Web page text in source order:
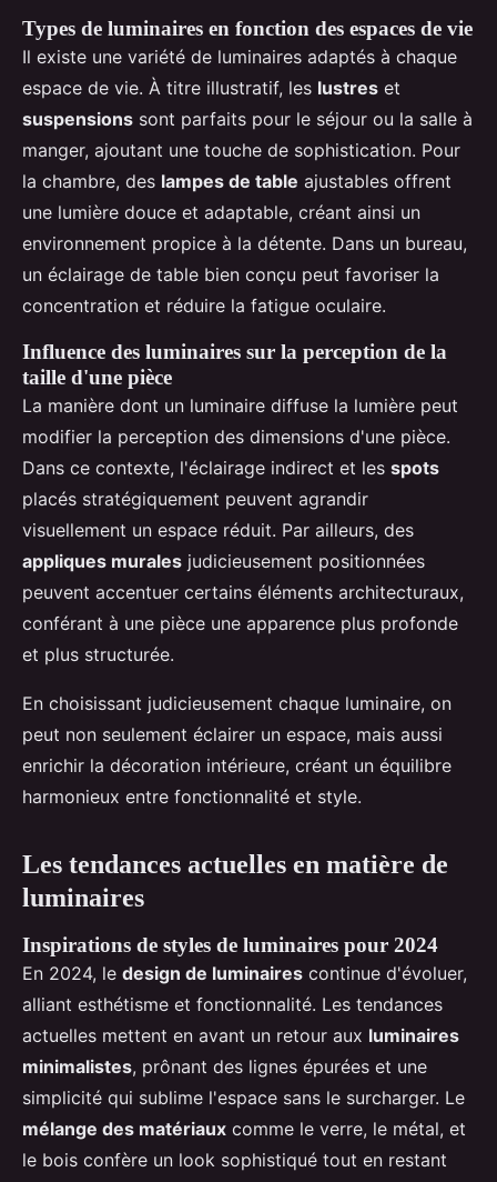
Types de luminaires en fonction des espaces de vie
Il existe une variété de luminaires adaptés à chaque
espace de vie. À titre illustratif, les lustres et
suspensions sont parfaits pour le séjour ou la salle à
manger, ajoutant une touche de sophistication. Pour
la chambre, des lampes de table ajustables offrent
une lumière douce et adaptable, créant ainsi un
environnement propice à la détente. Dans un bureau,
un éclairage de table bien conçu peut favoriser la
concentration et réduire la fatigue oculaire.
Influence des luminaires sur la perception de la
taille d'une pièce
La manière dont un luminaire diffuse la lumière peut
modifier la perception des dimensions d'une pièce.
Dans ce contexte, l'éclairage indirect et les spots
placés stratégiquement peuvent agrandir
visuellement un espace réduit. Par ailleurs, des
appliques murales judicieusement positionnées
peuvent accentuer certains éléments architecturaux,
conférant à une pièce une apparence plus profonde
et plus structurée.
En choisissant judicieusement chaque luminaire, on
peut non seulement éclairer un espace, mais aussi
enrichir la décoration intérieure, créant un équilibre
harmonieux entre fonctionnalité et style.
Les tendances actuelles en matière de
luminaires
Inspirations de styles de luminaires pour 2024
En 2024, le design de luminaires continue d'évoluer,
alliant esthétisme et fonctionnalité. Les tendances
actuelles mettent en avant un retour aux luminaires
minimalistes, prônant des lignes épurées et une
simplicité qui sublime l'espace sans le surcharger. Le
mélange des matériaux comme le verre, le métal, et
le bois confère un look sophistiqué tout en restant